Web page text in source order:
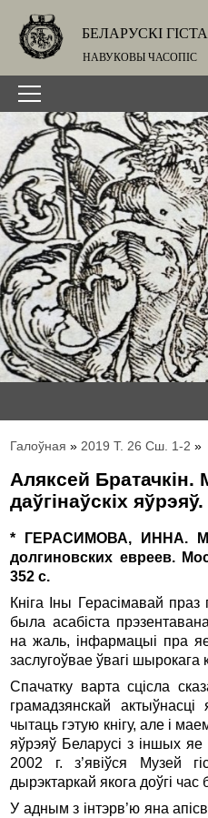
БЕЛАРУСКІ
НАВУКОВЫ ЧАСОПІС
Галоўная » 2019 Т. 26 Сш. 1-2 »
Аляксей
даўгінаўскіх яўрэяў.
* ГЕРАСИМОВА, ИННА.
долгиновских евреев.
352 c.
Кніга Іны Герасімавай
была асабіста
на жаль, інфармацыі пра
заслугоўвае ўвагі шырокага
Спачатку варта сцісла
грамадзянскай
чытаць гэтую кнігу, але і
яўрэяў Беларусі з іншых яе
2002 г. з’явіўся Музей
дырэктаркай якога доўгі
У адным з інтэрв’ю яна